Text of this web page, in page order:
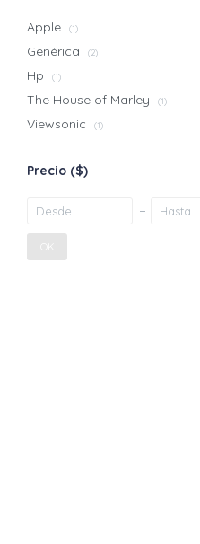
Apple (1)
Genérica (2)
Hp (1)
The House of Marley (1)
Viewsonic (1)
Precio ($)
OK